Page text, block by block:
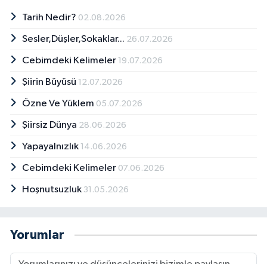
Tarih Nedir? 02.08.2026
Sesler,Düşler,Sokaklar... 26.07.2026
Cebimdeki Kelimeler 19.07.2026
Şiirin Büyüsü 12.07.2026
Özne Ve Yüklem 05.07.2026
Şiirsiz Dünya 28.06.2026
Yapayalnızlık 14.06.2026
Cebimdeki Kelimeler 07.06.2026
Hoşnutsuzluk 31.05.2026
Yorumlar